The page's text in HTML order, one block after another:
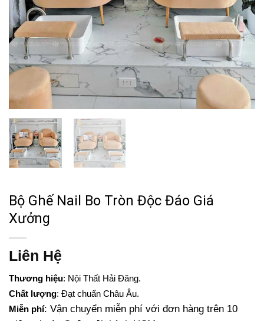
Bộ Ghế Nail Bo Tròn Độc Đáo Giá
Xưởng
Liên Hệ
Thương hiệu: Nội Thất Hải Đăng.
Chất lượng: Đạt chuẩn Châu Âu.
Miễn phí: Vận chuyển miễn phí với đơn hàng trên 10